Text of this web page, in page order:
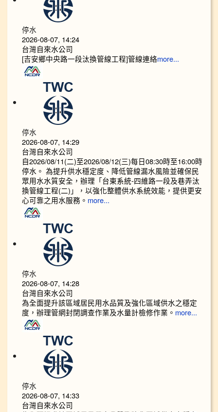
停水
2026-08-07, 14:24
台灣自來水公司
[吉安鄉中央路一段汰換管線工程]管線連絡more...
停水
2026-08-07, 14:29
台灣自來水公司
自2026/08/11(二)至2026/08/12(三)每日08:30時至16:00時
停水。 為提升供水穩定度、降低管線漏水風險並確保民
眾用水水質安全，辦理「台東系統-四維路一段及巷弄汰
換管線工程(二)」，以強化整體供水系統效能，提供更安
心可靠之用水服務。 more...
停水
2026-08-07, 14:28
台灣自來水公司
為全面提升該區域居民用水品質及強化區域供水之穩定
度，辦理管網封閉調查作業及水量計檢修作業。 more...
停水
2026-08-07, 14:33
台灣自來水公司